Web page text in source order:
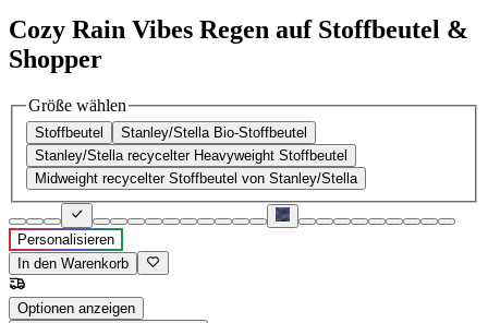
Cozy Rain Vibes Regen auf Stoffbeutel &
Shopper
Größe wählen
Stoffbeutel
Stanley/Stella Bio-Stoffbeutel
Stanley/Stella recycelter Heavyweight Stoffbeutel
Midweight recycelter Stoffbeutel von Stanley/Stella
Personalisieren
In den Warenkorb
Optionen anzeigen